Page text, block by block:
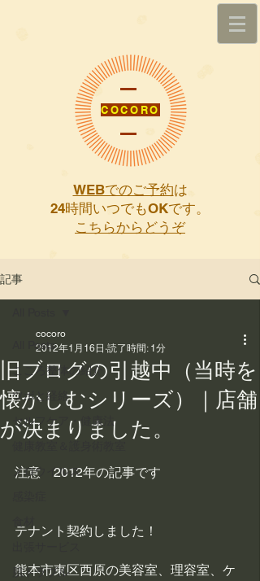
COCORO
WEBでのご予約は
​24時間いつでもOKです。
こちらからどうぞ
記事
All Posts
こころ整体の紹介
ツボと経絡
セルフケア・健康法
ノロウイルス
肌トラブル
旧ブログの引越中（当時を
懐かしむシリーズ）｜店舗
が決まりました。
cocoro
2012年1月16日 読了時間: 1分
注意　2012年の記事です
テナント契約しました！
熊本市東区西原の美容室、理容室、ケ